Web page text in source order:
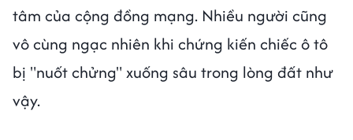
tâm của cộng đồng mạng. Nhiều người cũng
vô cùng ngạc nhiên khi chứng kiến chiếc ô tô
bị "nuốt chửng" xuống sâu trong lòng đất như
vậy.